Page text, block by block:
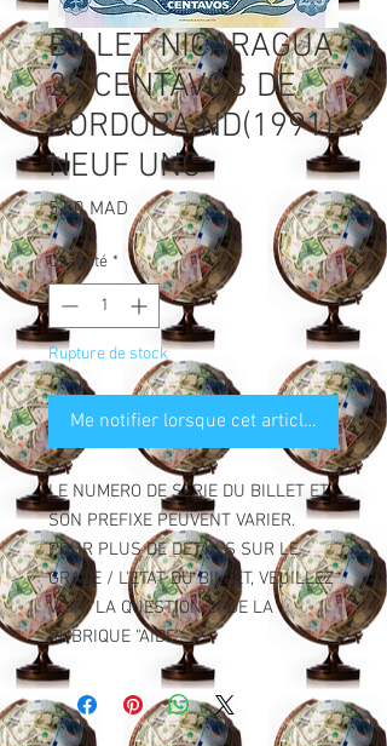
BILLET NICARAGUA
25 CENTAVOS DE
CORDOBA ND(1991)
NEUF UNC
5,00 MAD Prix
Quantité *
Rupture de stock
Me notifier lorsque cet article est
LE NUMERO DE SERIE DU BILLET ET
SON PREFIXE PEUVENT VARIER.
POUR PLUS DE DETAILS SUR LE
GRADE / L'ETAT DU BILLET, VEUILLEZ
VOIR "LA QUESTION 2" DE LA
RUBRIQUE "AIDE".